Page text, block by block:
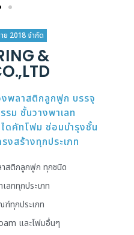
ย 2018 จำกัด
&
พลาสติกลูกฟูก บรรจุ
ม ชั้นวางพาเลท
คัทโฟม ซ่อมบำรุงชั้น
งสร้างทุกประเภท
สติกลูกฟูก ทุกชนิด
ลททุกประเภท
ทุกประเภท
และโฟมอื่นๆ